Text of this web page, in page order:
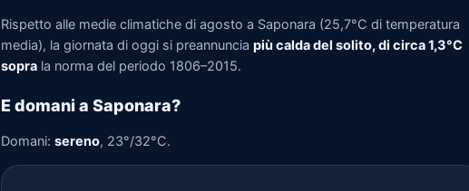
Rispetto alle medie climatiche di agosto a Saponara (25,7°C di temperatura
media), la giornata di oggi si preannuncia più calda del solito, di circa 1,3°C
sopra la norma del periodo 1806–2015.
E domani a Saponara?
Domani: sereno, 23°/32°C.